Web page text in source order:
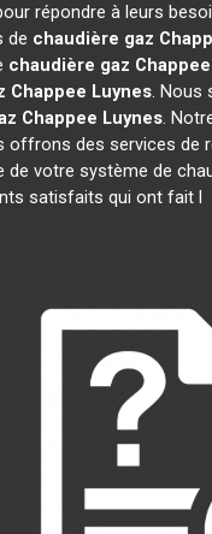
répondre à leurs
de chaudière gaz
chaudière gaz Chappee
Chappee Luynes. Nous
Chappee Luynes.
offrons des services de
votre système de
satisfaits qui ont fait l